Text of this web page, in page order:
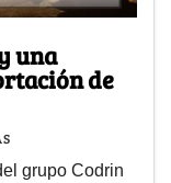
una
de
grupo Codrin